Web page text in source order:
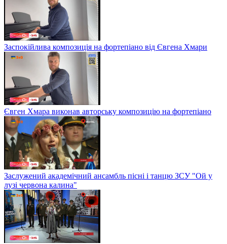
Заспокійлива композиція на фортепіано від Євгена Хмари
Євген Хмара виконав авторську композицію на фортепіано
Заслужений академічний ансамбль пісні і танцю ЗСУ "Ой у
лузі червона калина"